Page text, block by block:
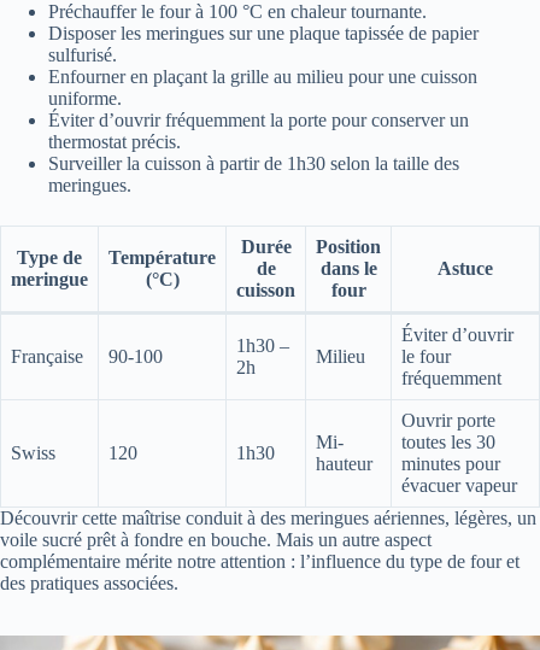
Préchauffer le four à 100 °C en chaleur tournante.
Disposer les meringues sur une plaque tapissée de papier
sulfurisé.
Enfourner en plaçant la grille au milieu pour une cuisson
uniforme.
Éviter d’ouvrir fréquemment la porte pour conserver un
thermostat précis.
Surveiller la cuisson à partir de 1h30 selon la taille des
meringues.
Type de
meringue
Température
(°C)
Durée
de
cuisson
Position
dans le
four
Astuce
Française 90-100
1h30 –
2h
Milieu
Éviter d’ouvrir
le four
fréquemment
Swiss 120 1h30
Mi-
hauteur
Ouvrir porte
toutes les 30
minutes pour
évacuer vapeur
Découvrir cette maîtrise conduit à des meringues aériennes, légères, un
voile sucré prêt à fondre en bouche. Mais un autre aspect
complémentaire mérite notre attention : l’influence du type de four et
des pratiques associées.